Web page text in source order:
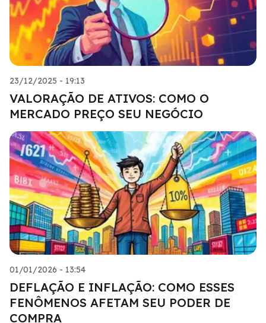
23/12/2025 - 19:13
VALORAÇÃO DE ATIVOS: COMO O
MERCADO PREÇO SEU NEGÓCIO
01/01/2026 - 13:54
DEFLAÇÃO E INFLAÇÃO: COMO ESSES
FENÔMENOS AFETAM SEU PODER DE
COMPRA